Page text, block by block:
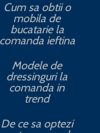
Cum sa obtii o
mobila de
bucatarie la
comanda ieftina
Modele de
dressinguri la
comanda in
trend
De ce sa optezi